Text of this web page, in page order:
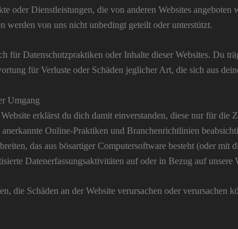
oder Dienstleistungen, die von anderen Websites
werden von uns nicht unbedingt geteilt oder unterstützt.
für Datenschutzpraktiken oder Inhalte dieser Websites. Du
für Verluste oder Schäden jeglicher Art, die sich aus
Umgang
erklärst du dich damit einverstanden, diese nur für
Online-Praktiken und Branchenrichtlinien
das aus bösartiger Computersoftware besteht (oder
Datenerfassungsaktivitäten auf oder in Bezug auf unsere
die Schäden an der Website verursachen oder verursachen